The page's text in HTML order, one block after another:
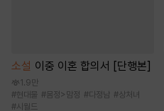
소설 이중 이혼 합의서 [단행본]
1.9만
#현대물 # 몸정>맘정 #다정남 #상처녀
#시월드